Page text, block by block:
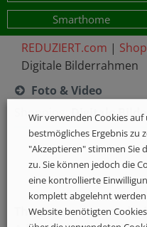
Smarthome
REDUZIERT.com |
Digitale Bilderrahmen
Foto & Video
Shopping:Digitale
There was an error
Wir verwenden Cookies
bestmögliches Ergebnis zu
"Akzeptieren" stimmen Sie
zu. Sie können jedoch die
eine kontrollierte
komplett abgelehnt
Website benötigten